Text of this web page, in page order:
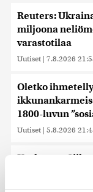
Reuters:
miljoona
varastotilaa
Uutiset | 7.8.2026
Oletko
1800-luvun
Uutiset | 5.8.2026
Keskustan